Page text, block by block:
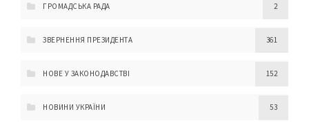
ГРОМАДСЬКА РАДА 2
ЗВЕРНЕННЯ ПРЕЗИДЕНТА 361
НОВЕ У ЗАКОНОДАВСТВІ 152
НОВИНИ УКРАЇНИ 53